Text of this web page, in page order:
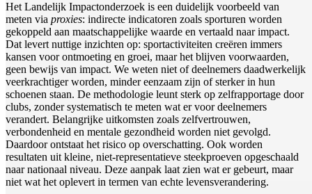
Het Landelijk Impactonderzoek is een duidelijk voorbeeld van
meten via proxies: indirecte indicatoren zoals sporturen worden
gekoppeld aan maatschappelijke waarde en vertaald naar impact.
Dat levert nuttige inzichten op: sportactiviteiten creëren immers
kansen voor ontmoeting en groei, maar het blijven voorwaarden,
geen bewijs van impact. We weten niet of deelnemers daadwerkelijk
veerkrachtiger worden, minder eenzaam zijn of sterker in hun
schoenen staan. De methodologie leunt sterk op zelfrapportage door
clubs, zonder systematisch te meten wat er voor deelnemers
verandert. Belangrijke uitkomsten zoals zelfvertrouwen,
verbondenheid en mentale gezondheid worden niet gevolgd.
Daardoor ontstaat het risico op overschatting. Ook worden
resultaten uit kleine, niet-representatieve steekproeven opgeschaald
naar nationaal niveau. Deze aanpak laat zien wat er gebeurt, maar
niet wat het oplevert in termen van echte levensverandering.